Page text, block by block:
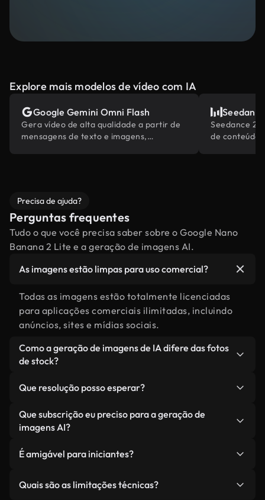
Explore mais modelos de vídeo com IA
Google Gemini Omni Flash
Gera vídeo de alta qualidade a partir de
mensagens de texto e imagens,
Seedance
de conteúdo
Precisa de ajuda?
Perguntas frequentes
Tudo o que você precisa saber sobre o Google Nano
Banana 2 Lite e a geração de imagens AI.
As imagens estão limpas para uso comercial?
Todas as imagens estão totalmente licenciadas
para aplicações comerciais ilimitadas, incluindo
anúncios, sites e mídias sociais.
Como a geração de imagens de IA difere das fotos
de stock?
adaptadas às suas especificações, evitando a
estética da fotografia genérica.Você obtém
exatamente o que descreve sem pesquisar
milhares de fotos ou comprometer sua visão
criativa.
Que resolução posso esperar?
As imagens são geradas em resolução 1K,
profissionalmente otimizadas para uma clareza
social.
Que subscrição eu preciso para a geração de
imagens AI?
A geração de imagens de IA está disponível nos
planos Plus, Pro e Ultimate.Os membros Plus
os membros Pro recebem créditos aumentados
É amigável para iniciantes?
imagens profissional acessível a todos,
Quais são as limitações técnicas?